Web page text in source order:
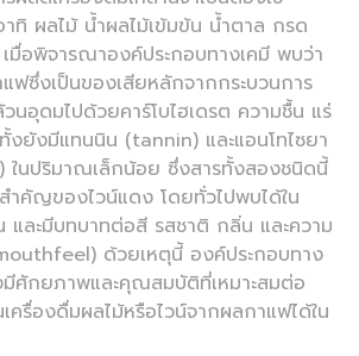
ทิ ผลไม้ น้ำผลไม้เข้มข้น น้ำตาล กรด
เมื่อพิจารณาองค์ประกอบทางเคมี พบว่า
ฟซึ่งเป็นของเสียหลักจากกระบวนการ
นอุดมไปด้วยคาร์โบไฮเดรต ความชื้น แร่
งยังมีแทนนิน (tannin) และแอนโทไซยา
นปริมาณเล็กน้อย ซึ่งสารทั้งสองชนิดนี้
ำคัญของไวน์แดง โดยทั่วไปพบได้ใน
และมีบทบาทต่อสี รสชาติ กลิ่น และความ
ด้วยเหตุนี้ องค์ประกอบทาง
ศักยภาพและคุณสมบัติที่เหมาะสมต่อ
ครื่องดื่มผลไม้หรือไวน์จากผลกาแฟได้ใน